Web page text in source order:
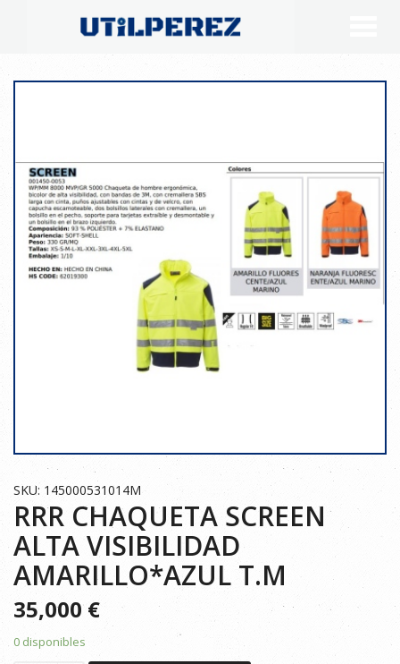
SKU: 145000531014M
RRR CHAQUETA SCREEN
ALTA VISIBILIDAD
AMARILLO*AZUL T.M
35,000€
0 disponibles